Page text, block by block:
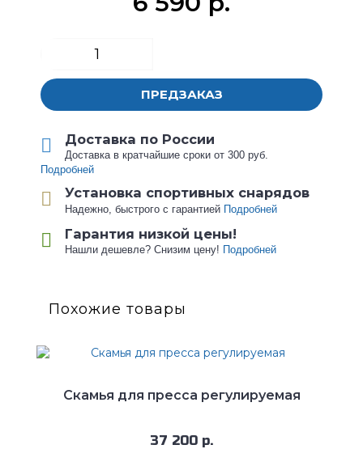
ПРЕДЗАКАЗ
Доставка по России
Доставка в кратчайшие сроки от 300 руб.
Подробней
Установка спортивных снарядов
Надежно, быстрого с гарантией Подробней
Гарантия низкой цены!
Нашли дешевле? Снизим цену! Подробней
Похожие товары
Скамья для пресса регулируемая
37 200 р.